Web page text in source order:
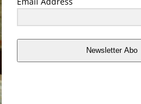
Newsletter Abo